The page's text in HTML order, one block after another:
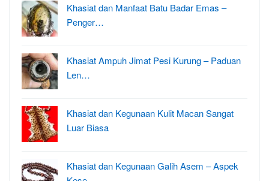
Khasiat dan Manfaat Batu Badar Emas –
Penger…
Khasiat Ampuh Jimat Pesi Kurung – Paduan
Len…
Khasiat dan Kegunaan Kulit Macan Sangat
Luar Biasa
Khasiat dan Kegunaan Galih Asem – Aspek